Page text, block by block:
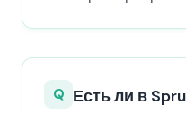
Q Есть ли в